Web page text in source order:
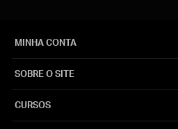
MINHA CONTA
SOBRE O SITE
CURSOS